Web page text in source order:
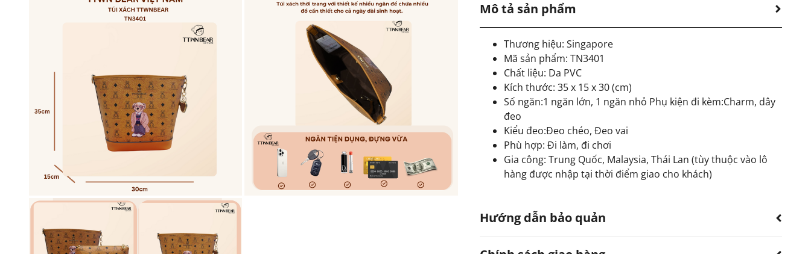
Mô tả sản phẩm
Thương hiệu: Singapore
Mã sản phẩm: TN3401
Chất liệu: Da PVC
Kích thước: 35 x 15 x 30 (cm)
Số ngăn:1 ngăn lớn, 1 ngăn nhỏ Phụ kiện đi kèm:Charm, dây
đeo
Kiểu đeo:Đeo chéo, Đeo vai
Phù hợp: Đi làm, đi chơi
Gia công: Trung Quốc, Malaysia, Thái Lan (tùy thuộc vào lô
hàng được nhập tại thời điểm giao cho khách)
Hướng dẫn bảo quản